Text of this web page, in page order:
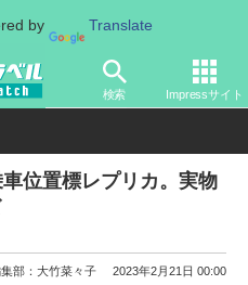
by Translate
検索 Impressサイト
庁 鉄道 JR
位置標レプリカ。実物
部：大竹菜々子 2023年2月21日 00:00